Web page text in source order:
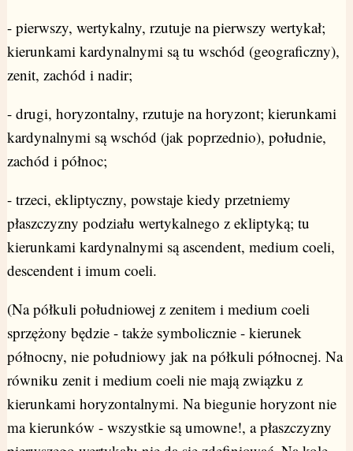
- pierwszy, wertykalny, rzutuje na pierwszy wertykał;
kierunkami kardynalnymi są tu wschód (geograficzny),
zenit, zachód i nadir;
- drugi, horyzontalny, rzutuje na horyzont; kierunkami
kardynalnymi są wschód (jak poprzednio), południe,
zachód i północ;
- trzeci, ekliptyczny, powstaje kiedy przetniemy
płaszczyzny podziału wertykalnego z ekliptyką; tu
kierunkami kardynalnymi są ascendent, medium coeli,
descendent i imum coeli.
(Na półkuli południowej z zenitem i medium coeli
sprzężony będzie - także symbolicznie - kierunek
północny, nie południowy jak na półkuli północnej. Na
równiku zenit i medium coeli nie mają związku z
kierunkami horyzontalnymi. Na biegunie horyzont nie
ma kierunków - wszystkie są umowne!, a płaszczyzny